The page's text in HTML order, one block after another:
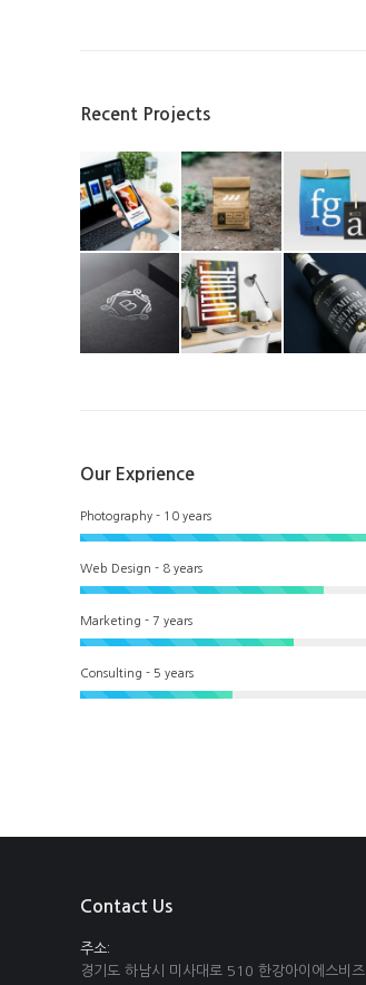
Recent Projects
Our Exprience
Photography - 10 years
Web Design - 8 years
Marketing - 7 years
Consulting - 5 years
Contact Us
주소:
경기도 하남시 미사대로 510 한강아이에스비즈